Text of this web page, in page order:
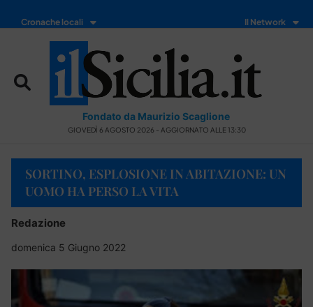
Cronache locali Il Network
Fondato da Maurizio Scaglione
GIOVEDÌ 6 AGOSTO 2026 - AGGIORNATO ALLE 13:30
SORTINO, ESPLOSIONE IN ABITAZIONE: UN
UOMO HA PERSO LA VITA
Redazione
domenica 5 Giugno 2022